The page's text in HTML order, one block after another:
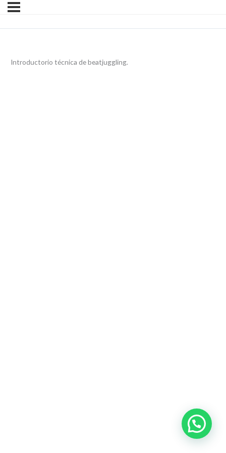
Introductorio técnica de beatjuggling.